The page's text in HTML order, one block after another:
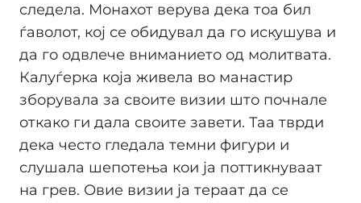
следела. Монахот верува дека тоа бил
ѓаволот, кој се обидувал да го искушува и
да го одвлече вниманието од молитвата.
Калуѓерка која живела во манастир
зборувала за своите визии што почнале
откако ги дала своите завети. Таа тврди
дека често гледала темни фигури и
слушала шепотења кои ја поттикнуваат
на грев. Овие визии ја тераат да се